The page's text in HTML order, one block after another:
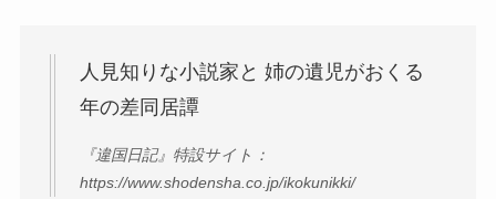
人見知りな小説家と 姉の遺児がおくる
年の差同居譚
『違国日記』特設サイト：
https://www.shodensha.co.jp/ikokunikki/